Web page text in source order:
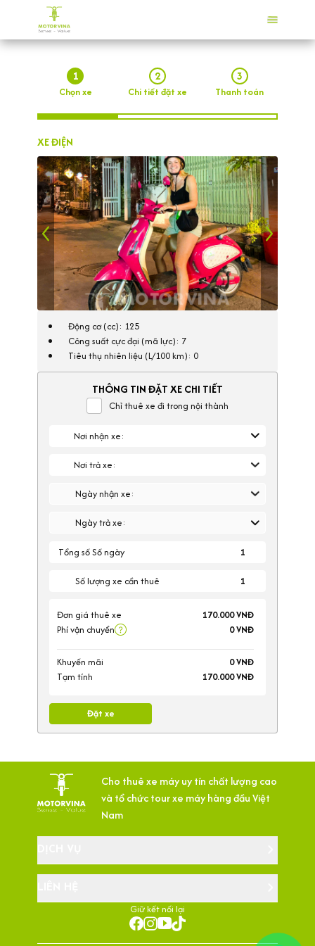
1
Chọn xe
2
Chi tiết đặt xe
3
Thanh toán
XE ĐIỆN
Động cơ (cc): 125
Công suất cực đại (mã lực): 7
Tiêu thụ nhiên liệu (L/100 km): 0
THÔNG TIN ĐẶT XE CHI TIẾT
Chỉ thuê xe đi trong nội thành
Nơi nhận xe:
Nơi trả xe:
Ngày nhận xe:
Ngày trả xe:
Tổng số Số ngày 1
Số lượng xe cần thuê
Đơn giá thuê xe
170.000 VNĐ
Phí vận chuyển
0 VNĐ
Khuyến mãi
0 VNĐ
Tạm tính
170.000 VNĐ
Đặt xe
Cho thuê xe máy uy tín chất lượng cao
và tổ chức tour xe máy hàng đầu Việt
Nam
Giữ kết nối lại